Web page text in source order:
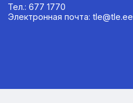
Тел.: 677 1770
Электронная почта: tle@tle.ee